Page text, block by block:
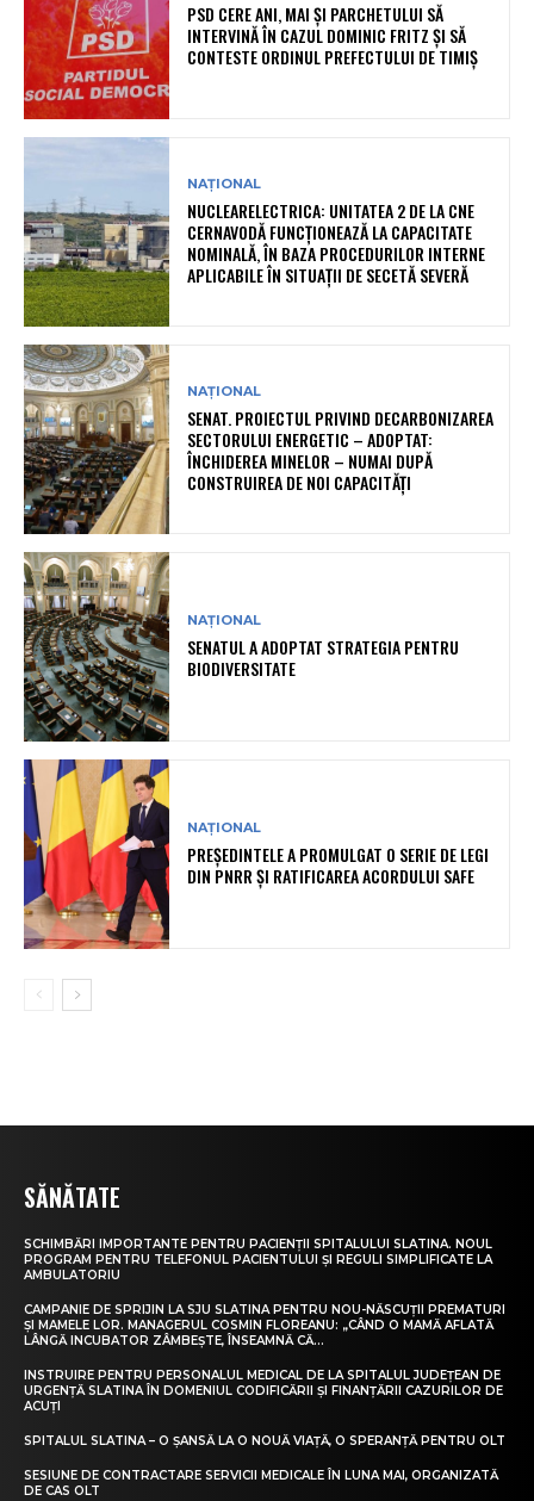
PSD CERE ANI, MAI ȘI PARCHETULUI SĂ
INTERVINĂ ÎN CAZUL DOMINIC FRITZ ȘI SĂ
CONTESTE ORDINUL PREFECTULUI DE TIMIȘ
NAȚIONAL
NUCLEARELECTRICA: UNITATEA 2 DE LA CNE
CERNAVODĂ FUNCȚIONEAZĂ LA CAPACITATE
NOMINALĂ, ÎN BAZA PROCEDURILOR INTERNE
APLICABILE ÎN SITUAȚII DE SECETĂ SEVERĂ
NAȚIONAL
SENAT. PROIECTUL PRIVIND DECARBONIZAREA
SECTORULUI ENERGETIC – ADOPTAT:
ÎNCHIDEREA MINELOR – NUMAI DUPĂ
CONSTRUIREA DE NOI CAPACITĂȚI
NAȚIONAL
SENATUL A ADOPTAT STRATEGIA PENTRU
BIODIVERSITATE
NAȚIONAL
PREȘEDINTELE A PROMULGAT O SERIE DE LEGI
DIN PNRR ȘI RATIFICAREA ACORDULUI SAFE
SĂNĂTATE
SCHIMBĂRI IMPORTANTE PENTRU PACIENȚII SPITALULUI SLATINA. NOUL
PROGRAM PENTRU TELEFONUL PACIENTULUI ȘI REGULI SIMPLIFICATE LA
AMBULATORIU
CAMPANIE DE SPRIJIN LA SJU SLATINA PENTRU NOU-NĂSCUȚII PREMATURI
ȘI MAMELE LOR. MANAGERUL COSMIN FLOREANU: „CÂND O MAMĂ AFLATĂ
LÂNGĂ INCUBATOR ZÂMBEȘTE, ÎNSEAMNĂ CĂ...
INSTRUIRE PENTRU PERSONALUL MEDICAL DE LA SPITALUL JUDEȚEAN DE
URGENȚĂ SLATINA ÎN DOMENIUL CODIFICĂRII ȘI FINANȚĂRII CAZURILOR DE
ACUȚI
SPITALUL SLATINA – O ȘANSĂ LA O NOUĂ VIAȚĂ, O SPERANȚĂ PENTRU OLT
SESIUNE DE CONTRACTARE SERVICII MEDICALE ÎN LUNA MAI, ORGANIZATĂ
DE CAS OLT